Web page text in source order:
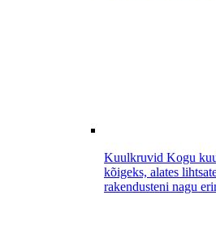
Kuulkruvid Kogu
kõigeks, alates
rakendusteni nagu